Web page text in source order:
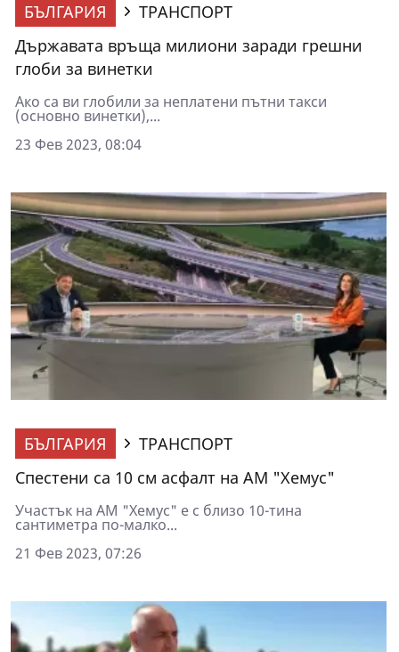
БЪЛГАРИЯ
ТРАНСПОРТ
Държавата връща милиони заради грешни
глоби за винетки
Ако са ви глобили за неплатени пътни такси
(основно винетки),...
23 Фев 2023, 08:04
БЪЛГАРИЯ
ТРАНСПОРТ
Спестени са 10 см асфалт на АМ "Хемус"
Участък на АМ "Хемус" е с близо 10-тина
сантиметра по-малко...
21 Фев 2023, 07:26